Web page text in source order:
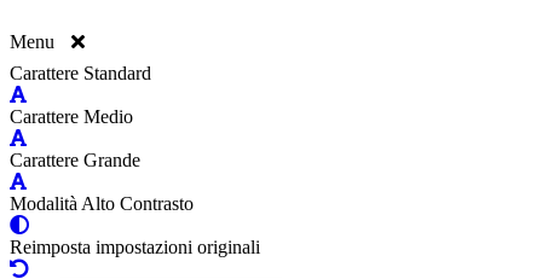
Menu
Carattere Standard
Carattere Medio
Carattere Grande
Modalità Alto Contrasto
Reimposta impostazioni originali